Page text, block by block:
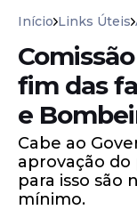
Início Links Úteis
fim das
e
Cabe ao
aprovação
para isso são
mínimo.